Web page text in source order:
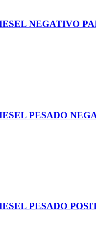
NEGATIVO
PESADO
PESADO